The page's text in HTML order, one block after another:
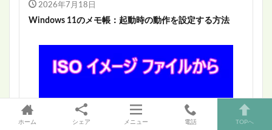
2026年7月18日
Windows 11のメモ帳：起動時の動作を設定する方法
ホーム シェア メニュー 電話 TOPへ